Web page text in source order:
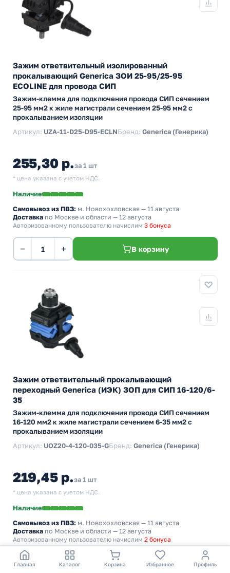
Зажим ответвительный изолированный
прокалывающий Generica ЗОИ 25-95/25-95
ECOLINE для провода СИП
Зажим-клемма для подключения провода СИП сечением
25-95 мм2 к жиле магистрали сечением 25-95 мм2 с
прокалыванием изоляции
Артикул: UZA-11-D25-D95-ECLNБренд: Generica (Генерика)
255,30 р.за 1 шт
* цена указана с учетом НДС.
Наличие
Самовывоз из ПВЗ: м. Новохохловская — 11 августа
Доставка по Москве и области — 12 августа
Авторизованному пользователю начислим 3 бонуса
− + В корзину
Зажим ответвительный прокалывающий
переходный Generica (ИЭК) ЗОП для СИП 16-120/6-
35
Зажим-клемма для подключения провода СИП сечением
16-120 мм2 к жиле магистрали сечением 6-35 мм2 с
прокалыванием изоляции
Артикул: UOZ20-4-120-035-GБренд: Generica (Генерика)
219,45 р.за 1 шт
* цена указана с учетом НДС.
Наличие
Самовывоз из ПВЗ: м. Новохохловская — 11 августа
Доставка по Москве и области — 12 августа
Авторизованному пользователю начислим 2 бонуса
− + В корзину
Главная Каталог Корзина Избранное Профиль